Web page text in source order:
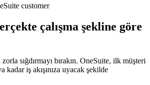
çalışma şekline göre
sığdırmayı bırakın. OneSuite, ilk müşteri
kadar iş akışınıza uyacak şekilde